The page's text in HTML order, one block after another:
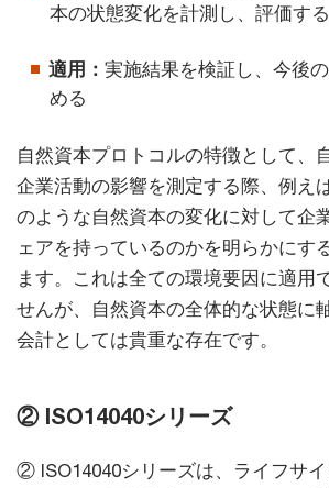
本の状態変化を計測し、評価する
適用： 実施結果を検証し、今後
める
自然資本プロトコルの特徴として、
企業活動の影響を測定する際、例え
のような自然資本の変化に対して企
ェアを持っているのかを明らかにす
ます。これは全ての環境要因に適用
せんが、自然資本の全体的な状態に
会計としては貴重な存在です。
② ISO14040シリーズ
② ISO14040シリーズは、ライフサ